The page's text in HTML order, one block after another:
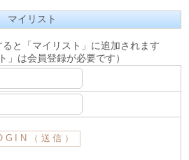
マイリスト
と「マイリスト」に追加されます
」は会員登録が必要です）